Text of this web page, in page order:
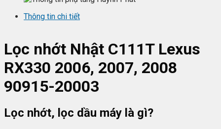
Thông tin chi tiết
Lọc nhớt Nhật C111T Lexus
RX330 2006, 2007, 2008
90915-20003
Lọc nhớt, lọc dầu máy là gì?